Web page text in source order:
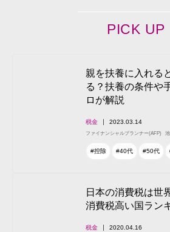
PICK UP
親を扶養に入れる
る？扶養の条件や
ロが解説
税金 2023.03.14
ファイナンシャルプランナー(AFP)
#控除 #40代 #50代
日本の消費税は世
消費税高い国ラン
税金 2020.04.16